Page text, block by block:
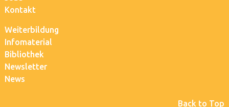
Kontakt
Weiterbildung
Infomaterial
Bibliothek
Newsletter
News
Back to Top